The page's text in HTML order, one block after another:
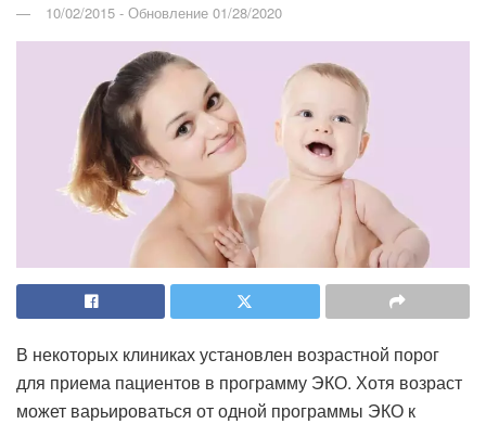
10/02/2015 - Обновление 01/28/2020
В некоторых клиниках установлен возрастной порог
для приема пациентов в программу ЭКО. Хотя возраст
может варьироваться от одной программы ЭКО к